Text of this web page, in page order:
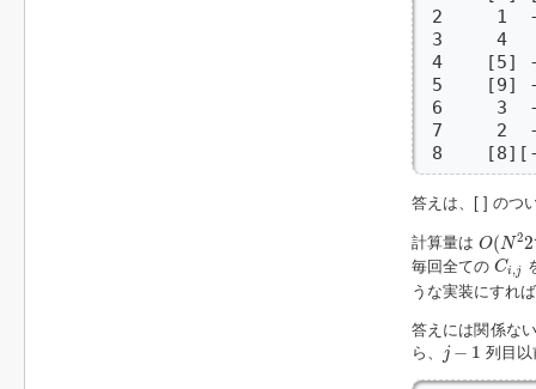
2     1
3     4
4    [5]
5    [9]
6     3
7     2
8
答えは、[ ] のつ
計算量は O( N22
(N 22
毎回全てのCi,j
Ci
うな実装にすれ
答えには関係な
ら、
j − 1
j− 1 列目